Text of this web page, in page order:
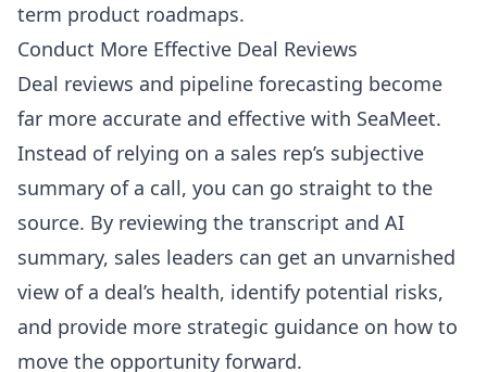
term product roadmaps.
Conduct More Effective Deal Reviews
Deal reviews and pipeline forecasting become
far more accurate and effective with SeaMeet.
Instead of relying on a sales rep’s subjective
summary of a call, you can go straight to the
source. By reviewing the transcript and AI
summary, sales leaders can get an unvarnished
view of a deal’s health, identify potential risks,
and provide more strategic guidance on how to
move the opportunity forward.